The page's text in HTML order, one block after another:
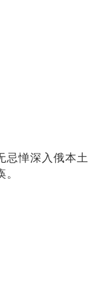
忌惮深入俄本